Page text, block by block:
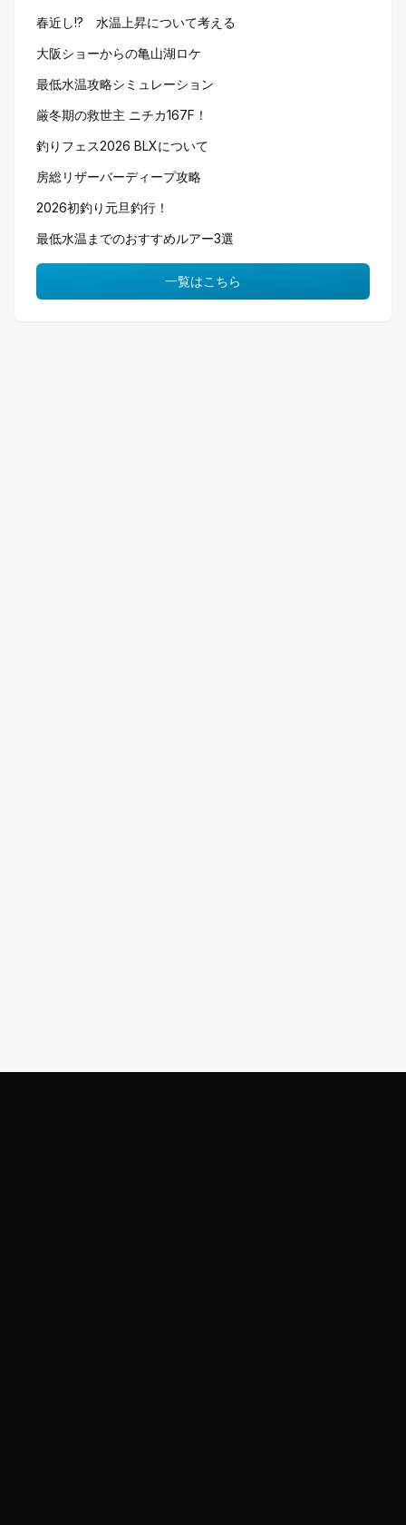
春近し!? 水温上昇について考える
大阪ショーからの亀山湖ロケ
最低水温攻略シミュレーション
厳冬期の救世主 ニチカ167F！
釣りフェス2026 BLXについて
房総リザーバーディープ攻略
2026初釣り元旦釣行！
最低水温までのおすすめルアー3選
一覧はこちら